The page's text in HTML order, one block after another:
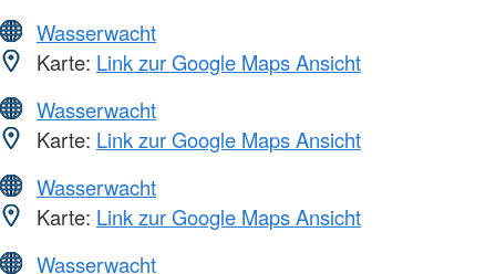
Wasserwacht
Karte: Link zur Google Maps Ansicht
Wasserwacht
Karte: Link zur Google Maps Ansicht
Wasserwacht
Karte: Link zur Google Maps Ansicht
Wasserwacht